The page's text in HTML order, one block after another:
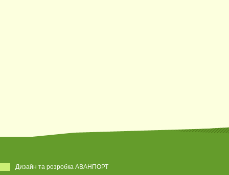
Дизайн та розробка АВАНПОРТ